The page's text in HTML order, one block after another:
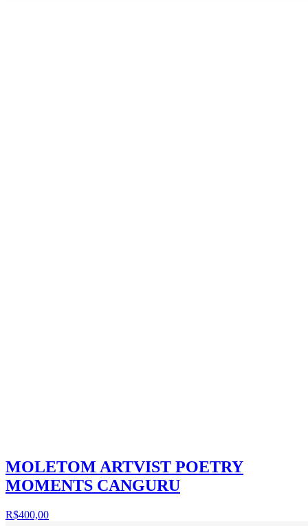
MOLETOM ARTVIST POETRY
MOMENTS CANGURU
R$400,00